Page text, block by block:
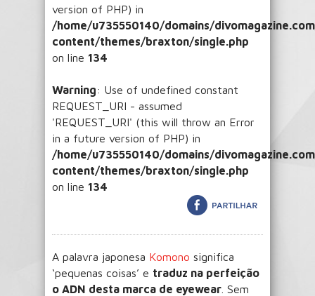
version of PHP) in
/home/u735550140/domains/
content/themes/braxton/single.php
on line 134
Warning: Use of undefined constant
REQUEST_URI - assumed
'REQUEST_URI' (this will throw an Error
in a future version of PHP) in
/home/u735550140/domains/
content/themes/braxton/single.php
on line 134
A palavra japonesa Komono significa
‘pequenas coisas’ e traduz na perfeição
o ADN desta marca de eyewear . Sem